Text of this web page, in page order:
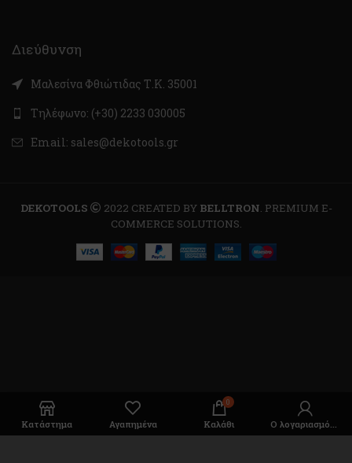
Διεύθυνση
Μαλεσίνα Φθιώτιδας Τ.Κ. 35001
Τηλέφωνο: (+30) 2233 030005
Email: sales@dekotools.gr
DEKOTOOLS 2022 CREATED BY BELLTRON. PREMIUM E-
COMMERCE SOLUTIONS.
Κατάστημα Αγαπημένα
0
Καλάθι Ο λογαριασμός μου